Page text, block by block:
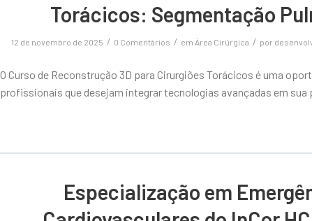
Torácicos: Segmentação
12 de novembro de 2025 / 0 Comentários / em Área Cirúrgica / por
O Curso de Reconstrução 3D para Cirurgiões Torácicos é uma
profissionais que desejam integrar tecnologias avançadas em sua
Especialização em